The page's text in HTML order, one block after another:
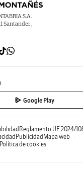
S.A.
Santander ,
Google Play
Reglamento UE 2024/
Publicidad Mapa web
de cookies